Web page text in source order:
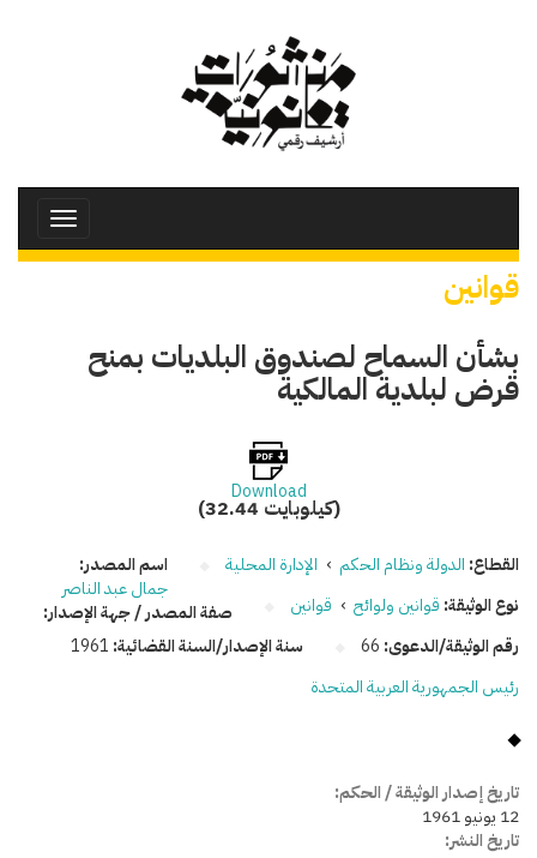
Toggle
قوانين
بشأن السماح لصندوق البلديات بمنح
قرض لبلدية المالكية
Download
(32.44 كيلوبايت)
القطاع: الدولة ونظام الحكم › الإدارة المحلية
نوع الوثيقة: قوانين ولوائح › قوانين
رقم الوثيقة/الدعوى: 66 سنة الإصدار/السنة القضائية: 1961
اسم المصدر:
جمال عبد الناصر
صفة المصدر / جهة الإصدار:
رئيس الجمهورية العربية المتحدة
تاريخ إصدار الوثيقة / الحكم:
12 يونيو 1961
تاريخ النشر: